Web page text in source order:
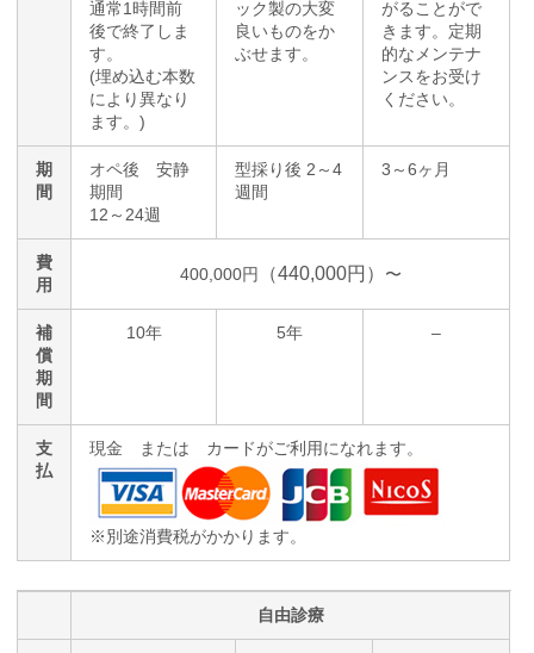
通常1時間前
後で終了しま
す。
(埋め込む本数
により異なり
ます。)
ック製の大変
良いものをか
ぶせます。
がることがで
きます。定期
的なメンテナ
ンスをお受け
ください。
期
間
オペ後 安静
期間
12～24週
型採り後 2～4
週間
3～6ヶ月
費
用
400,000円 （440,000円） 〜
補
償
期
間
10年 5年 –
支
払
現金 または カードがご利用になれます。
※別途消費税がかかります。
自由診療